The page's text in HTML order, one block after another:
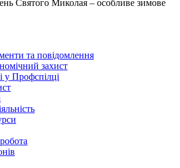
Святого Миколая – особливе зимове
та повідомлення
захист
у Профспілці